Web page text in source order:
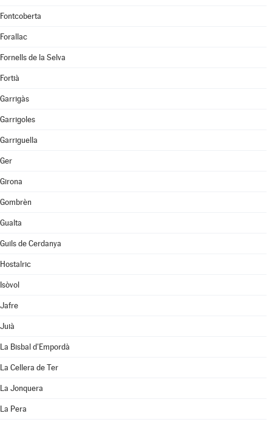
Fontcoberta
Forallac
Fornells de la Selva
Fortià
Garrigàs
Garrigoles
Garriguella
Ger
Girona
Gombrèn
Gualta
Guils de Cerdanya
Hostalric
Isòvol
Jafre
Juià
La Bisbal d'Empordà
La Cellera de Ter
La Jonquera
La Pera